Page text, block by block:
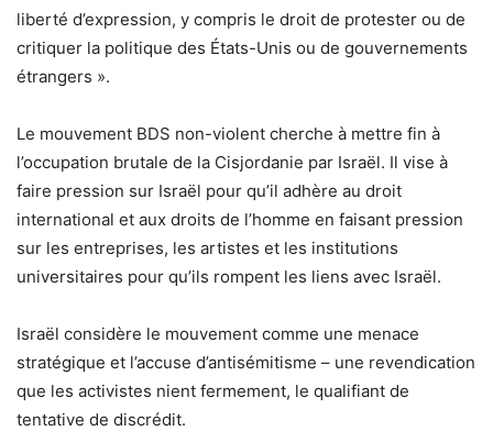
liberté d’expression, y compris le droit de protester ou de
critiquer la politique des États-Unis ou de gouvernements
étrangers ».
Le mouvement BDS non-violent cherche à mettre fin à
l’occupation brutale de la Cisjordanie par Israël. Il vise à
faire pression sur Israël pour qu’il adhère au droit
international et aux droits de l’homme en faisant pression
sur les entreprises, les artistes et les institutions
universitaires pour qu’ils rompent les liens avec Israël.
Israël considère le mouvement comme une menace
stratégique et l’accuse d’antisémitisme – une revendication
que les activistes nient fermement, le qualifiant de
tentative de discrédit.